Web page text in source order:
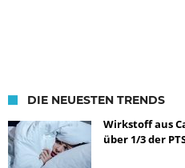
DIE NEUESTEN TRENDS
Wirkstoff aus
über 1/3 der